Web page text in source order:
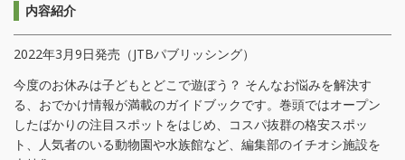
内容紹介
2022年3月9日発売（JTBパブリッシング）
今度のお休みは子どもとどこで遊ぼう？ そんなお悩みを解決す
る、おでかけ情報が満載のガイドブックです。巻頭ではオープン
したばかりの注目スポットをはじめ、コスパ抜群の格安スポッ
ト、人気者のいる動物園や水族館など、編集部のイチオシ施設を